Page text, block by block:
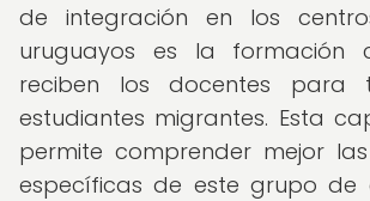
de integración en los
uruguayos es la formación
reciben los docentes para
estudiantes migrantes. Esta
permite comprender mejor
específicas de este grupo de